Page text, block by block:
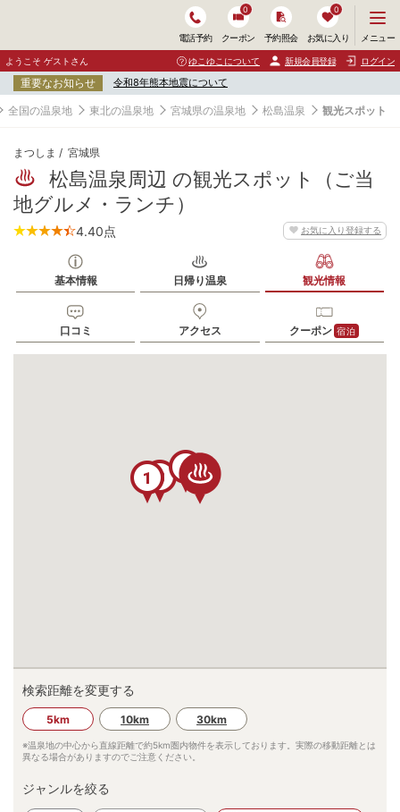
電話予約 クーポン
0
予約照会 お気に入り
0
ニ
ュ
ー
開
く
メニュー
ようこそ ゲストさん ゆこゆこについて 新規会員登録 ログイン
重要なお知らせ 令和8年熊本地震について
全国の温泉地 東北の温泉地 宮城県の温泉地 松島温泉 観光スポット
まつしま 宮城県
松島温泉周辺 の観光スポット（ご当
地グルメ・ランチ）
お気に入り登録する
4.40点
基本情報 日帰り温泉 観光情報
口コミ アクセス クーポン 宿泊
1
2
3
検索距離を変更する
5km 10km 30km
※温泉地の中心から直線距離で約5km圏内物件を表示しております。実際の移動距離とは
異なる場合がありますのでご注意ください。
ジャンルを絞る